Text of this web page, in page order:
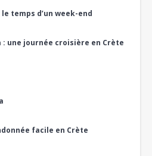
temps d’un week-end
: une journée croisière en Crète
facile en Crète